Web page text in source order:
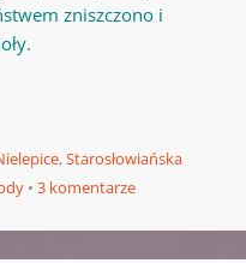
zniszczono i
,Starosłowiańska
3 komentarze